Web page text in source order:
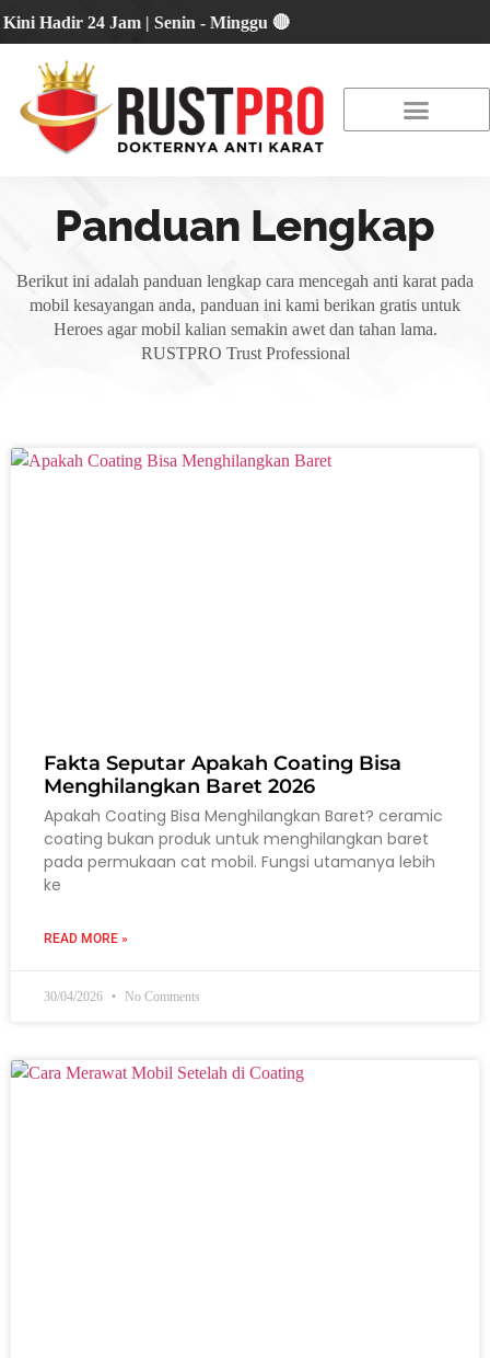
Hadir 24 Jam | Senin - Minggu 🔴
Panduan Lengkap
Berikut ini adalah panduan lengkap cara mencegah anti karat pada
mobil kesayangan anda, panduan ini kami berikan gratis untuk
Heroes agar mobil kalian semakin awet dan tahan lama.
RUSTPRO Trust Professional
Fakta Seputar Apakah Coating Bisa
Menghilangkan Baret 2026
Apakah Coating Bisa Menghilangkan Baret? ceramic
coating bukan produk untuk menghilangkan baret
pada permukaan cat mobil. Fungsi utamanya lebih
ke
READ MORE »
30/04/2026 No Comments